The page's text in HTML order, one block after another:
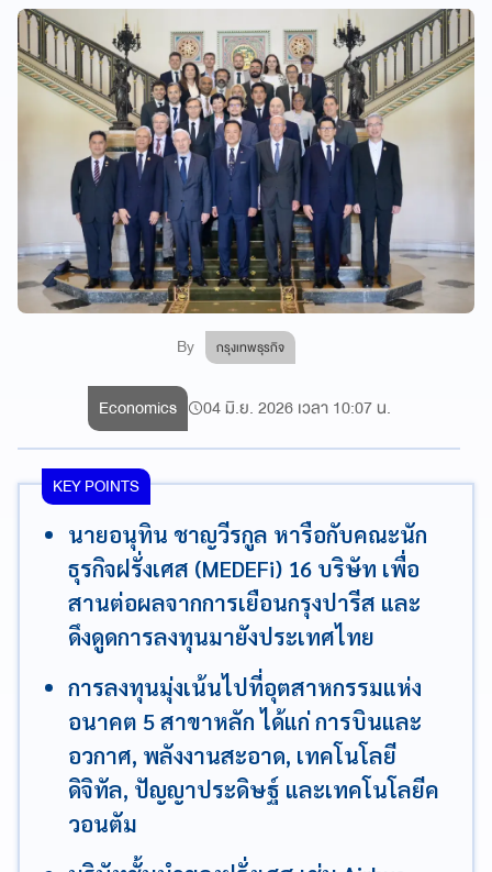
By กรุงเทพธุรกิจ
Economics 04 มิ.ย. 2026 เวลา 10:07 น.
KEY POINTS
นายอนุทิน ชาญวีรกูล หารือกับคณะนัก
ธุรกิจฝรั่งเศส (MEDEFi) 16 บริษัท เพื่อ
สานต่อผลจากการเยือนกรุงปารีส และ
ดึงดูดการลงทุนมายังประเทศไทย
การลงทุนมุ่งเน้นไปที่อุตสาหกรรมแห่ง
อนาคต 5 สาขาหลัก ได้แก่ การบินและ
อวกาศ, พลังงานสะอาด, เทคโนโลยี
ดิจิทัล, ปัญญาประดิษฐ์ และเทคโนโลยีค
วอนตัม